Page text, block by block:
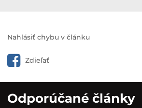
Nahlásiť chybu v článku
Zdieľať
Odporúčané články